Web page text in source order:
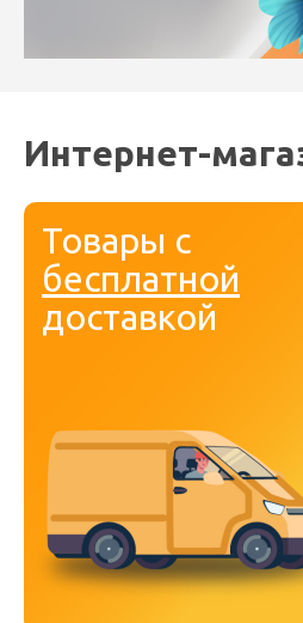
Интернет-
Товары с
бесплатной
доставкой